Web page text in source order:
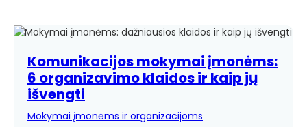
Komunikacijos mokymai įmonėms:
6 organizavimo klaidos ir kaip jų
išvengti
Mokymai įmonėms ir organizacijoms